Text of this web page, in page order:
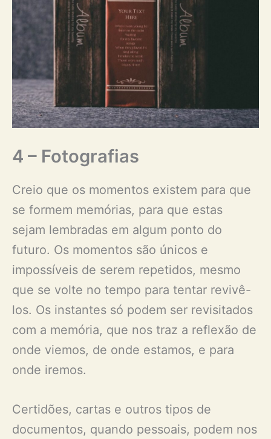
4 – Fotografias
Creio que os momentos existem para que
se formem memórias, para que estas
sejam lembradas em algum ponto do
futuro. Os momentos são únicos e
impossíveis de serem repetidos, mesmo
que se volte no tempo para tentar revivê-
los. Os instantes só podem ser revisitados
com a memória, que nos traz a reflexão de
onde viemos, de onde estamos, e para
onde iremos.
Certidões, cartas e outros tipos de
documentos, quando pessoais, podem nos